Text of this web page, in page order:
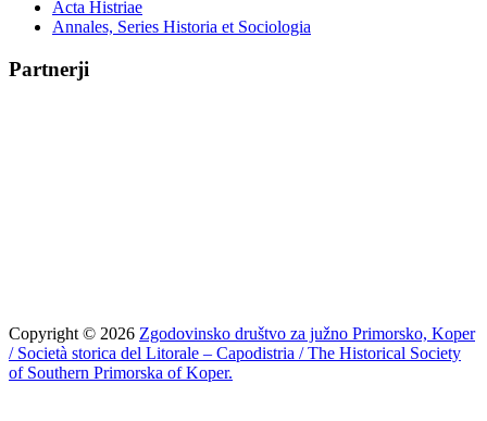
Acta Histriae
Annales, Series Historia et Sociologia
Partnerji
Copyright © 2026 Zgodovinsko društvo za južno Primorsko, Koper
/ Società storica del Litorale – Capodistria / The Historical Society
of Southern Primorska of Koper.